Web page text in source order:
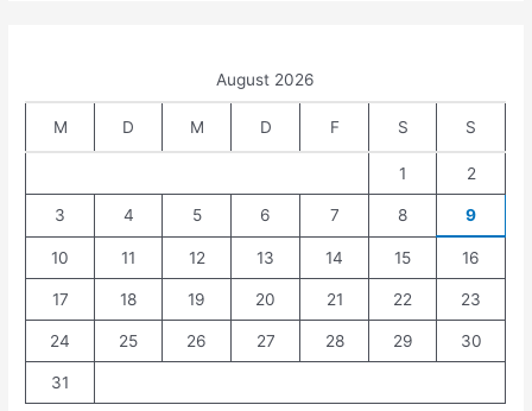
August 2026
M D M D F S S
1 2
3 4 5 6 7 8 9
10 11 12 13 14 15 16
17 18 19 20 21 22 23
24 25 26 27 28 29 30
31